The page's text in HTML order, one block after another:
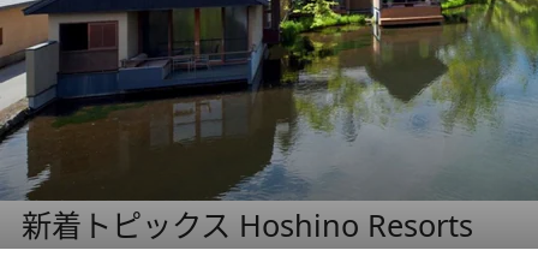
新着トピックス Hoshino Resorts